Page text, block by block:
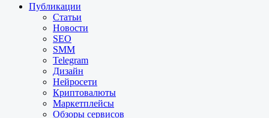
Публикации
Статьи
Новости
SEO
SMM
Telegram
Дизайн
Нейросети
Криптовалюты
Маркетплейсы
Обзоры сервисов